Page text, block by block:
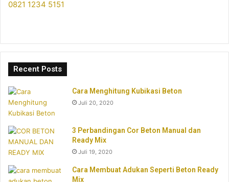
0821 1234 5151
Recent Posts
Cara Menghitung Kubikasi Beton
Juli 20, 2020
3 Perbandingan Cor Beton Manual dan
Ready Mix
Juli 19, 2020
Cara Membuat Adukan Seperti Beton Ready
Mix